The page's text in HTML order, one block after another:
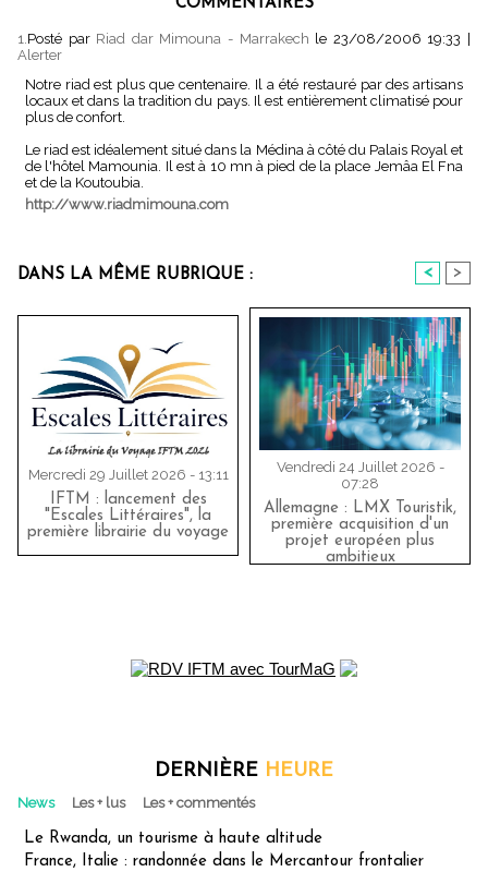
COMMENTAIRES
1.Posté par Riad dar Mimouna - Marrakech le 23/08/2006 19:33
Alerter
Notre riad est plus que centenaire. Il a été restauré par des artisans
locaux et dans la tradition du pays. Il est entièrement climatisé pour
plus de confort.
Le riad est idéalement situé dans la Médina à côté du Palais Royal et
de l'hôtel Mamounia. Il est à 10 mn à pied de la place Jemâa El Fna
et de la Koutoubia.
http://www.riadmimouna.com
DANS LA MÊME RUBRIQUE : < >
Mercredi 29 Juillet 2026 - 13:11
IFTM : lancement des
"Escales Littéraires", la
première librairie du voyage
Vendredi 24 Juillet 2026 -
07:28
Allemagne : LMX Touristik,
première acquisition d'un
projet européen plus
ambitieux
DERNIÈRE HEURE
News Les + lus Les + commentés
Le Rwanda, un tourisme à haute altitude
France, Italie : randonnée dans le Mercantour frontalier